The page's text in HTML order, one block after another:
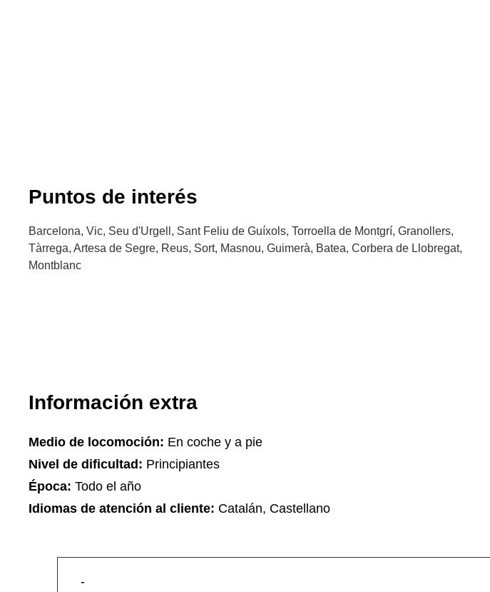
Puntos de interés
Barcelona, Vic, Seu d'Urgell, Sant Feliu de Guíxols, Torroella de Montgrí, Granollers,
Tàrrega, Artesa de Segre, Reus, Sort, Masnou, Guimerà, Batea, Corbera de Llobregat,
Montblanc
Información extra
Medio de locomoción: En coche y a pie
Nivel de dificultad: Principiantes
Época: Todo el año
Idiomas de atención al cliente: Catalán, Castellano
-